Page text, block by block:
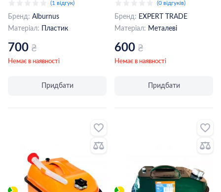
(1 відгук)
Бренд: Alburnus
Матеріал:
Пластик
700 ₴
Немає в наявності
Придбати
(0 відгуків)
Бренд: EXPERT TRADE
Матеріал: Металеві
600 ₴
Немає в наявності
Придбати